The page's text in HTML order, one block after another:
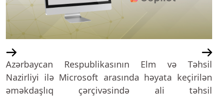
Azərbaycan Respublikasının Elm və Təhsil
Nazirliyi ilə Microsoft arasında həyata keçirilən
əməkdaşlıq çərçivəsində ali təhsil